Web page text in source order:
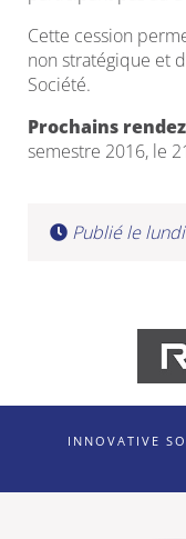
Cette cession
non stratégique et
Société.
Prochains
semestre 2016, le
Publié le
INNOVATIVE